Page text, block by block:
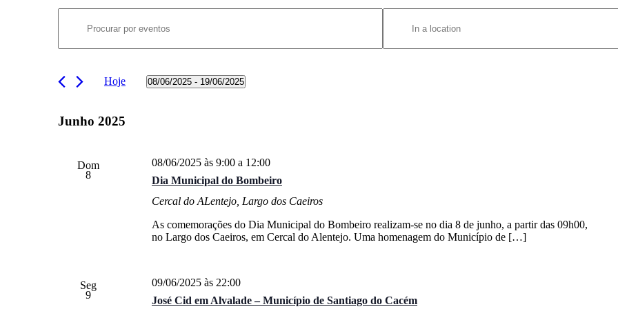
pesquisa
e
visualização
Eventos
palavra-
por
palavra-
Location.
Search
Hoje 08/06/2025 - 19/06/2025
Junho 2025
Dom
8
Dia Municipal do Bombeiro
08/06/2025 às 9:00a 12:00
Cercal do ALentejo, Largo dos Caeiros
As comemorações do Dia Municipal do Bombeiro realizam-se no dia 8 de junho, a partir das 09h00,
no Largo dos Caeiros, em Cercal do Alentejo. Uma homenagem do Município de […]
Seg
9
José Cid em Alvalade – Município de Santiago do Cacém
09/06/2025 às 22:00